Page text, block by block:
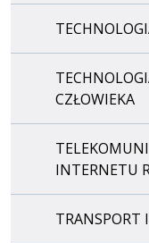
CZŁOWIEKA
INTERNETU
TRANSPORT